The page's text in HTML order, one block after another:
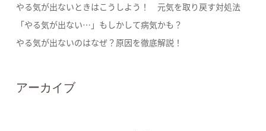
やる気が出ないときはこうしよう！ 元気を取り戻す対処法
「やる気が出ない…」もしかして病気かも？
やる気が出ないのはなぜ？原因を徹底解説！
アーカイブ